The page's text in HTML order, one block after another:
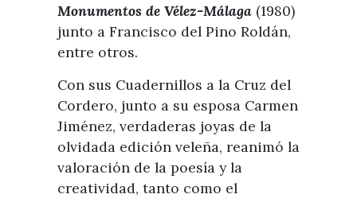
Monumentos de Vélez-Málaga (1980)
junto a Francisco del Pino Roldán,
entre otros.
Con sus Cuadernillos a la Cruz del
Cordero, junto a su esposa Carmen
Jiménez, verdaderas joyas de la
olvidada edición veleña, reanimó la
valoración de la poesía y la
creatividad, tanto como el